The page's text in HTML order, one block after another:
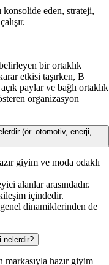
konsolide eden, strateji,
bir ortaklık
etkisi taşırken, B
paylar ve bağlı ortaklık
organizasyon
(ör. otomotiv, enerji,
giyim ve moda odaklı
alanlar arasındadır.
içindedir.
dinamiklerinden de
nelerdir?
markasıyla hazır giyim